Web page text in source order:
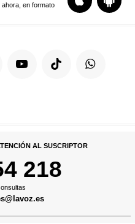
ahora, en formato
AL SUSCRIPTOR
218